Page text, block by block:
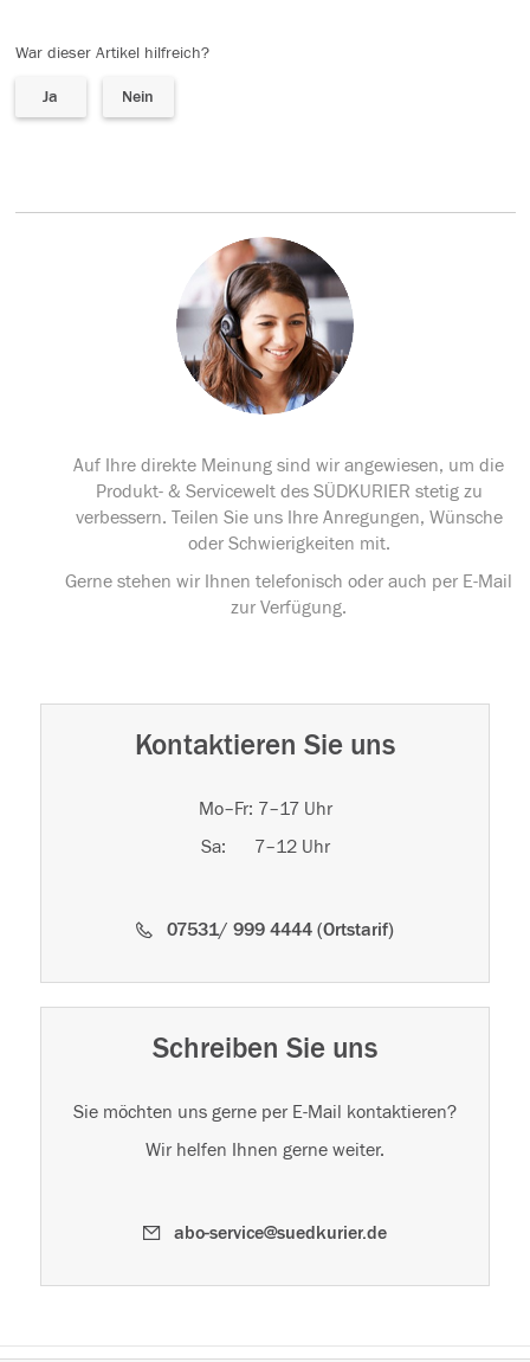
War dieser Artikel hilfreich?
Ja Nein
Auf Ihre direkte Meinung sind wir angewiesen, um die
Produkt- & Servicewelt des SÜDKURIER stetig zu
verbessern. Teilen Sie uns Ihre Anregungen, Wünsche
oder Schwierigkeiten mit.
Gerne stehen wir Ihnen telefonisch oder auch per E-Mail
zur Verfügung.
Kontaktieren Sie uns
Mo–Fr: 7–17 Uhr
Sa: 7–12 Uhr
07531/ 999 4444 (Ortstarif)
Schreiben Sie uns
Sie möchten uns gerne per E-Mail kontaktieren?
Wir helfen Ihnen gerne weiter.
abo-service@suedkurier.de